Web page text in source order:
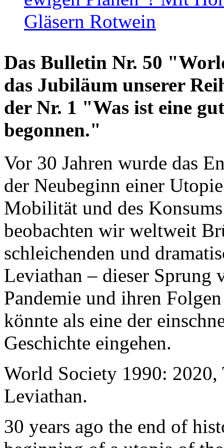
Gläsern Rotwein
Das Bulletin Nr. 50
das Jubiläum unserer
der Nr. 1 "Was ist eine
begonnen."
Vor 30 Jahren wurde das
der Neubeginn einer
Mobilität und des
beobachten wir weltweit
schleichenden und
Leviathan – dieser Sprung
Pandemie und ihren
könnte als eine der
Geschichte eingehen.
World Society 1990: 2020,
Leviathan.
30 years ago the end of